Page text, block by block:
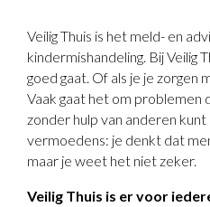
Veilig Thuis is het meld- en
kindermishandeling. Bij Veilig
goed gaat. Of als je je zorgen
Vaak gaat het om problemen
zonder hulp van anderen
vermoedens: je denkt dat
maar je weet het niet zeker.
Veilig Thuis is er voor